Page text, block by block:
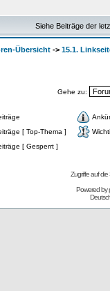
Siehe Beiträge der
Übersicht -> 15.1.
Gehe zu:
[ Top-Thema ]
[ Gesperrt ]
Zugriffe auf
Powered by